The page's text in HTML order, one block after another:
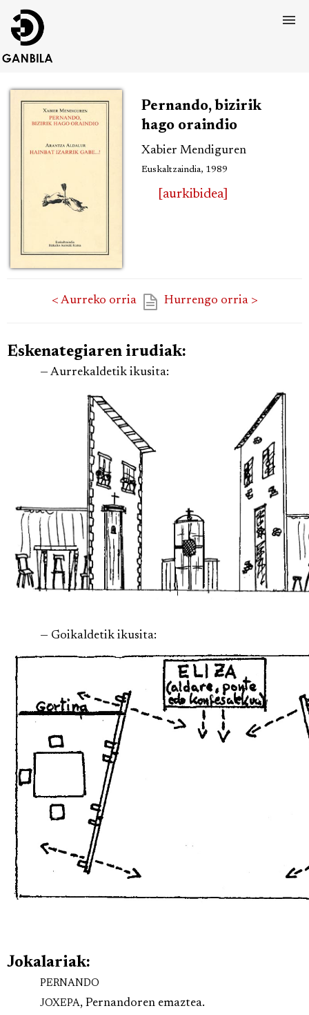
Pernando, bizirik
hago oraindio
Xabier Mendiguren
Euskaltzaindia, 1989
[aurkibidea]
< Aurreko orria Hurrengo orria >
Eskenategiaren irudiak:
— Aurrekaldetik ikusita:
— Goikaldetik ikusita:
Jokalariak:
PERNANDO
JOXEPA, Pernandoren emaztea.